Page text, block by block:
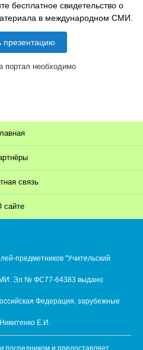
бесплатное свидетельство о
в международном СМИ.
презентацию
портал необходимо
связь
сайте
предметников "Учительский
Эл № ФС77-64383 выдано
Федерация, зарубежные
Е.И.